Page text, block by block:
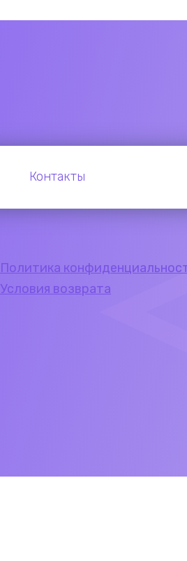
Контакты
Политика
Условия возврата